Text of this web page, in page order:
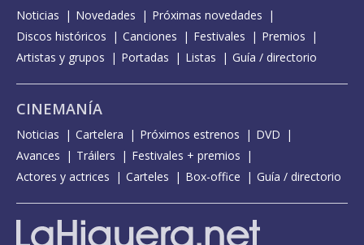
Noticias Novedades
Próximas novedades
Discos históricos
Canciones Festivales
Premios
Artistas y grupos
Portadas Listas Guía / directorio
CINEMANÍA
Noticias Cartelera Próximos estrenos
DVD
Avances
Tráilers
Festivales + premios
Actores y actrices
Carteles Box-office Guía / directorio